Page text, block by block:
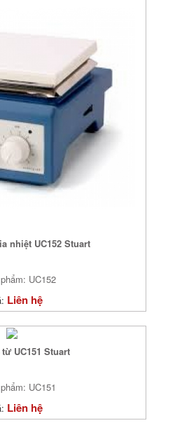
nhiệt UC152 Stuart
UC152
Liên hệ
UC151 Stuart
UC151
Liên hệ